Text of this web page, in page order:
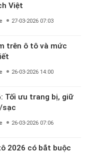
Việt
27-03-2026 07:03
trên ô tô và mức
26-03-2026 14:00
Tối ưu trang bị, giữ
sạc
26-03-2026 07:06
2026 có bắt buộc